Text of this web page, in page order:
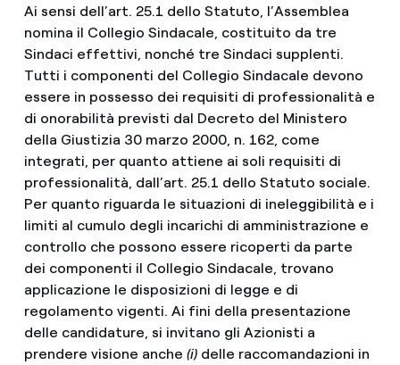
Ai sensi dell’art. 25.1 dello Statuto, l’Assemblea
nomina il Collegio Sindacale, costituito da tre
Sindaci effettivi, nonché tre Sindaci supplenti.
Tutti i componenti del Collegio Sindacale devono
essere in possesso dei requisiti di professionalità e
di onorabilità previsti dal Decreto del Ministero
della Giustizia 30 marzo 2000, n. 162, come
integrati, per quanto attiene ai soli requisiti di
professionalità, dall’art. 25.1 dello Statuto sociale.
Per quanto riguarda le situazioni di ineleggibilità e i
limiti al cumulo degli incarichi di amministrazione e
controllo che possono essere ricoperti da parte
dei componenti il Collegio Sindacale, trovano
applicazione le disposizioni di legge e di
regolamento vigenti. Ai fini della presentazione
delle candidature, si invitano gli Azionisti a
prendere visione anche (i)delle raccomandazioni in